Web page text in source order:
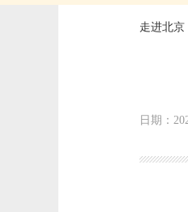
走进北京
日期：